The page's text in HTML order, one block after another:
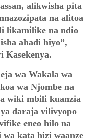
alikwisha pita
na alitoa
likamilike na ndio
ahadi hiyo”,
Kasekenya.
wa Wakala wa
wa Njombe na
wiki mbili kuanzia
daraja vilivyopo
eneo hilo na
kata hizi waanze